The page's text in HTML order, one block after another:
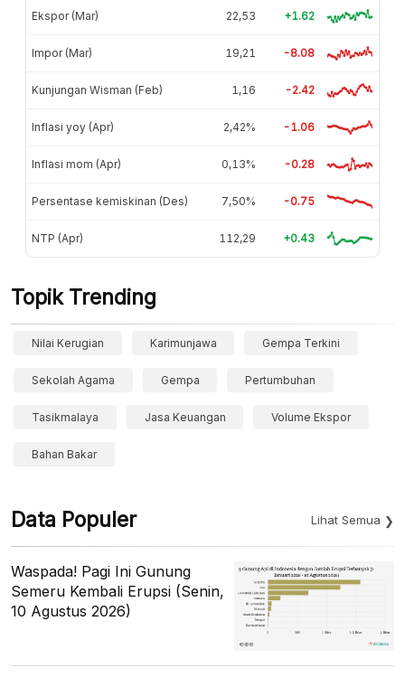
Ekspor (Mar) 22,53 +1.62
Impor (Mar) 19,21 -8.08
Kunjungan Wisman (Feb) 1,16 -2.42
Inflasi yoy (Apr) 2,42% -1.06
Inflasi mom (Apr) 0,13% -0.28
Persentase kemiskinan (Des) 7,50% -0.75
NTP (Apr) 112,29 +0.43
Topik Trending
Nilai Kerugian Karimunjawa Gempa Terkini
Sekolah Agama Gempa Pertumbuhan
Tasikmalaya Jasa Keuangan Volume Ekspor
Bahan Bakar
Data Populer Lihat Semua
Waspada! Pagi Ini Gunung
Semeru Kembali Erupsi (Senin,
10 Agustus 2026)